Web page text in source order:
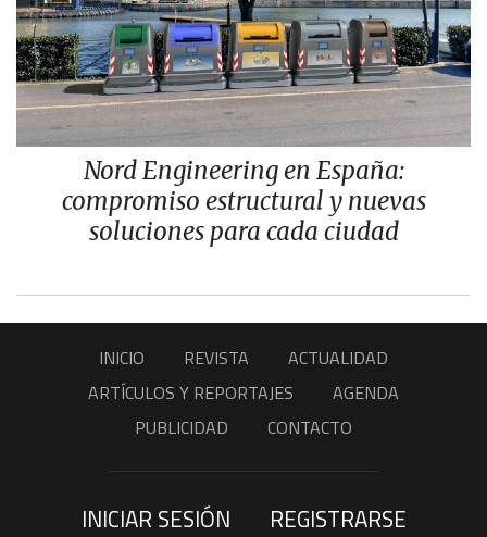
Nord Engineering en España:
compromiso estructural y nuevas
soluciones para cada ciudad
INICIO REVISTA
ACTUALIDAD
ARTÍCULOS Y REPORTAJES
AGENDA
PUBLICIDAD
CONTACTO
INICIAR SESIÓN REGISTRARSE